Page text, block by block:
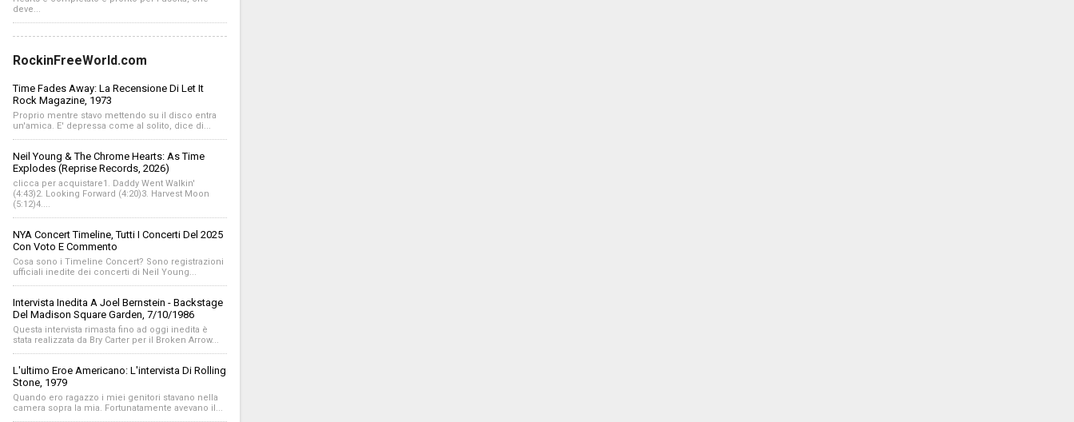
deve...
RockinFreeWorld.com
Time Fades Away: La Recensione Di Let It
Rock Magazine, 1973
Proprio mentre stavo mettendo su il disco entra
un'amica. E' depressa come al solito, dice di...
Neil Young & The Chrome Hearts: As Time
Explodes (Reprise Records, 2026)
clicca per acquistare1. Daddy Went Walkin'
(4:43)2. Looking Forward (4:20)3. Harvest Moon
(5:12)4....
NYA Concert Timeline, Tutti I Concerti Del 2025
Con Voto E Commento
Cosa sono i Timeline Concert? Sono registrazioni
ufficiali inedite dei concerti di Neil Young...
Intervista Inedita A Joel Bernstein - Backstage
Del Madison Square Garden, 7/10/1986
Questa intervista rimasta fino ad oggi inedita è
stata realizzata da Bry Carter per il Broken Arrow...
L'ultimo Eroe Americano: L'intervista Di Rolling
Stone, 1979
Quando ero ragazzo i miei genitori stavano nella
camera sopra la mia. Fortunatamente avevano il...